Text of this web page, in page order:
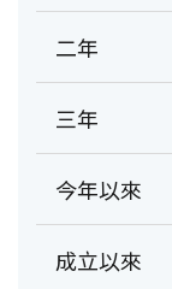
二年
三年
今年以來
成立以來